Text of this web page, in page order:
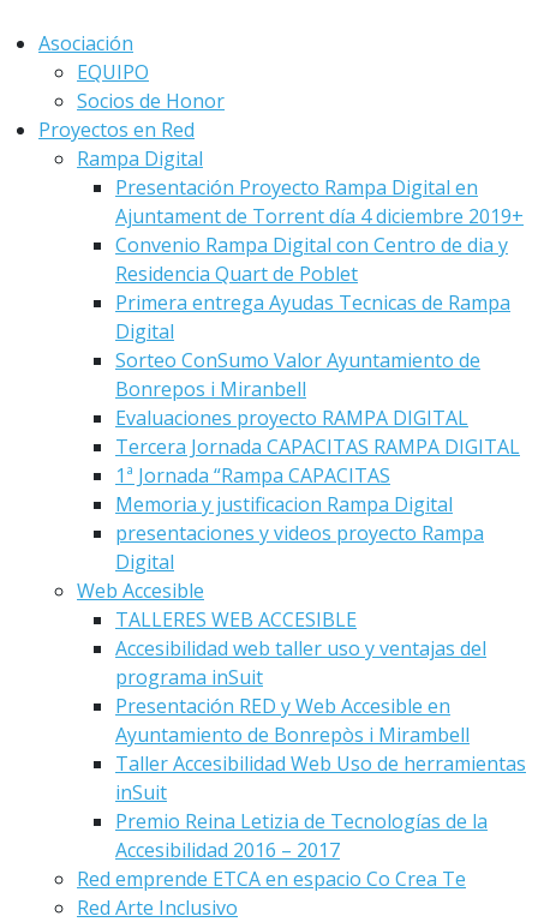
Asociación
EQUIPO
Socios de Honor
Proyectos en Red
Rampa Digital
Presentación Proyecto Rampa Digital en
Ajuntament de Torrent día 4 diciembre 2019+
Convenio Rampa Digital con Centro de dia y
Residencia Quart de Poblet
Primera entrega Ayudas Tecnicas de Rampa
Digital
Sorteo ConSumo Valor Ayuntamiento de
Bonrepos i Miranbell
Evaluaciones proyecto RAMPA DIGITAL
Tercera Jornada CAPACITAS RAMPA DIGITAL
1ª Jornada “Rampa CAPACITAS
Memoria y justificacion Rampa Digital
presentaciones y videos proyecto Rampa
Digital
Web Accesible
TALLERES WEB ACCESIBLE
Accesibilidad web taller uso y ventajas del
programa inSuit
Presentación RED y Web Accesible en
Ayuntamiento de Bonrepòs i Mirambell
Taller Accesibilidad Web Uso de herramientas
inSuit
Premio Reina Letizia de Tecnologías de la
Accesibilidad 2016 – 2017
Red emprende ETCA en espacio Co Crea Te
Red Arte Inclusivo